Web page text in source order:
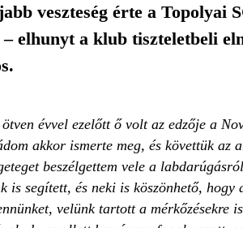
veszteség érte a Topolyai
elhunyt a klub tiszteletbeli
évvel ezelőtt ő volt az edzője a
akkor ismerte meg, és követtük az
beszélgettem vele a
segített, és neki is köszönhető, hogy
velünk tartott a mérkőzésekre